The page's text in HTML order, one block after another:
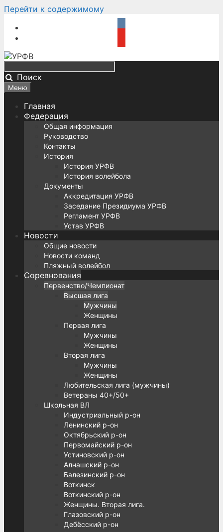
Перейти к содержимому
Поиск
Меню
Главная
Федерация
Общая информация
Руководство
Контакты
История
История УРФВ
История волейбола
Документы
Аккредитация УРФВ
Заседание Президиума УРФВ
Регламент УРФВ
Устав УРФВ
Новости
Общие новости
Новости команд
Пляжный волейбол
Соревнования
Первенство/Чемпионат
Высшая лига
Мужчины
Женщины
Первая лига
Мужчины
Женщины
Вторая лига
Мужчины
Женщины
Любительская лига (мужчины)
Ветераны 40+/50+
Школьная ВЛ
Индустриальный р-он
Ленинский р-он
Октябрьский р-он
Первомайский р-он
Устиновский р-он
Алнашский р-он
Балезинский р-он
Воткинск
Воткинский р-он
Женщины. Вторая лига.
Глазовский р-он
Дебёсский р-он